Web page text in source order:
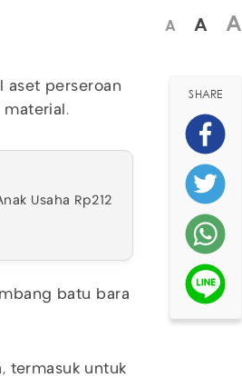
A A A
aset perseroan
material.
Usaha Rp212
batu bara
termasuk untuk
SHARE